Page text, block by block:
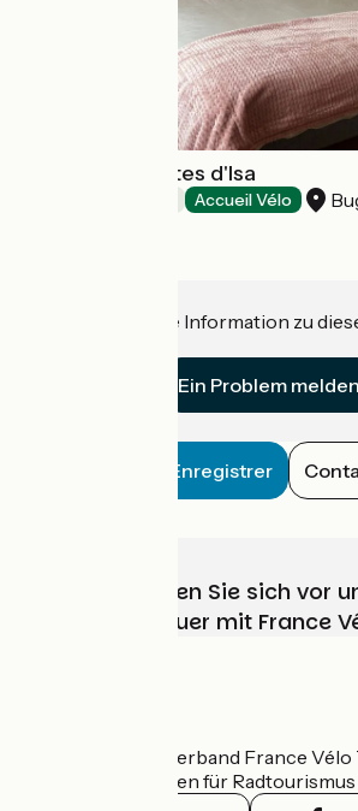
Chambres d'hôtes d'Isa
Accueil Vélo
Haben Sie eine Information zu
Ein Problem melden
Enregistrer
Wählen, bereiten Sie sich vor
Ihr Radabenteuer mit France
Der nationale Verband France
offizielle Leitfaden für